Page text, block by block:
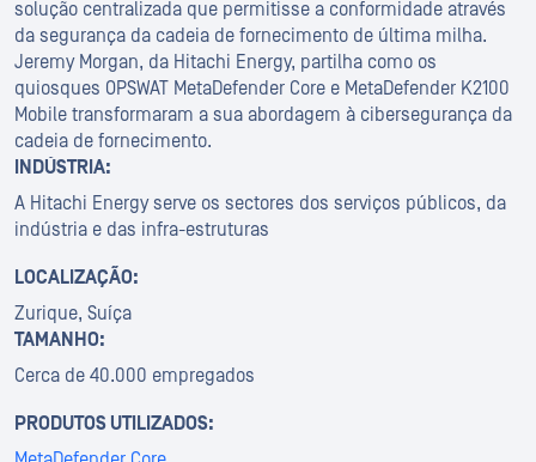
solução centralizada que permitisse a conformidade através
da segurança da cadeia de fornecimento de última milha.
Jeremy Morgan, da Hitachi Energy, partilha como os
quiosques OPSWAT MetaDefender Core e MetaDefender K2100
Mobile transformaram a sua abordagem à cibersegurança da
cadeia de fornecimento.
INDÚSTRIA:
A Hitachi Energy serve os sectores dos serviços públicos, da
indústria e das infra-estruturas
LOCALIZAÇÃO:
Zurique, Suíça
TAMANHO:
Cerca de 40.000 empregados
PRODUTOS UTILIZADOS: